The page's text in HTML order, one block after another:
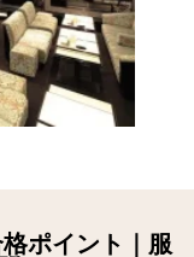
ポイント｜服